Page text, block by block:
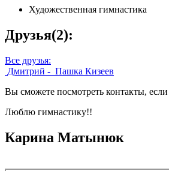
Художественная гимнастика
Друзья(2):
Все друзья:
Дмитрий - Пашка Кизеев
Вы сможете посмотреть контакты, если
Люблю гимнастику!!
Карина Матынюк